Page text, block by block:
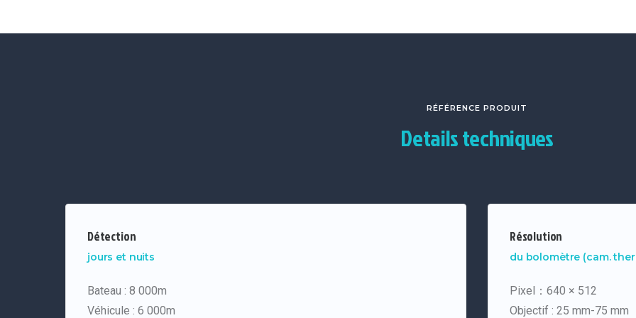
RÉFÉRENCE PRODUIT
Details techniques
Détection
jours et nuits
Bateau : 8 000m
Véhicule : 6 000m
Résolution
du bolomètre (cam.
Pixel：640 × 512
Objectif : 25 mm-75 mm